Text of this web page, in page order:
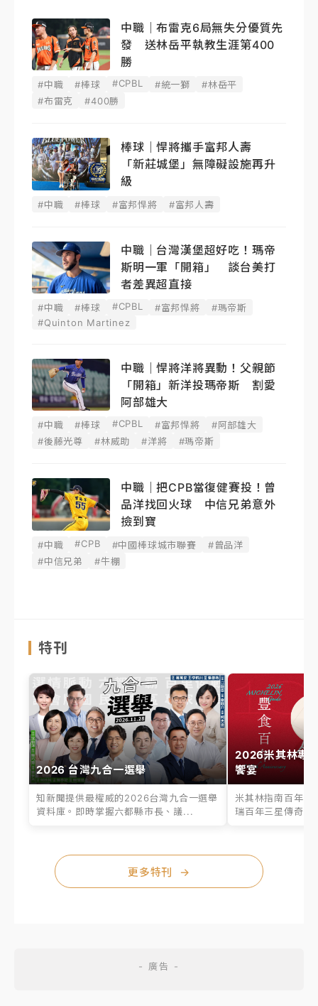
中職｜布雷克6局無失分優質先
發 送林岳平執教生涯第400
勝
#中職 #棒球 #CPBL #統一獅
#林岳平
#布雷克
#400勝
棒球｜悍將攜手富邦人壽
「新莊城堡」無障礙設施再升
級
#中職 #棒球 #富邦悍將 #富邦人壽
中職｜台灣漢堡超好吃！瑪帝
斯明一軍「開箱」 談台美打
者差異超直接
#中職 #棒球 #CPBL #富邦悍將
#瑪帝斯
#Quinton Martinez
中職｜悍將洋將異動！父親節
「開箱」新洋投瑪帝斯 割愛
阿部雄大
#中職 #棒球 #CPBL #富邦悍將
#阿部雄大
#後藤光尊
#林威助 #洋將 #瑪帝斯
中職｜把CPB當復健賽投！曾
品洋找回火球 中信兄弟意外
撿到寶
#中職 #CPB #中國棒球城市聯賽
#曾品洋
#中信兄弟
#牛棚
特刊
2026 台灣九合一選舉
知新聞提供最權威的2026台灣九合一選舉
資料庫。即時掌握六都縣市長、議...
2026米其林專
饗宴
米其林指南百年之
瑞百年三星傳奇、
更多特刊 →